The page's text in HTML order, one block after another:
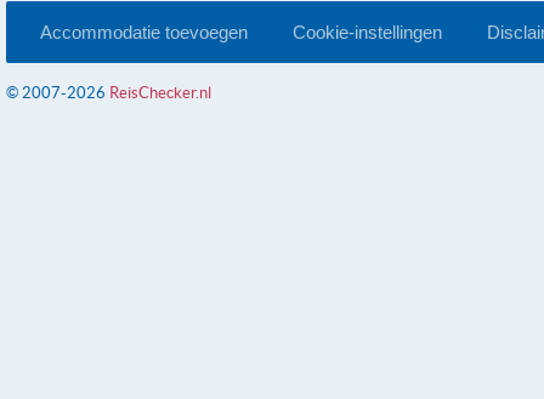
Accommodatie toevoegen Cookie-instellingen
© 2007-2026 ReisChecker.nl